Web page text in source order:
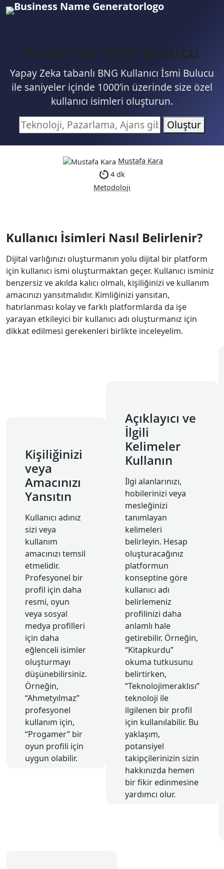
Kullanıcı İsmi Bulucu
Yapay Zeka tabanlı BNG Kullanıcı İsmi Bulucu
ile saniyeler içinde 1000’in üzerinde size özel
kullanıcı isimleri oluşturun.
Oluştur
Mustafa Kara
4 dk
Metodoloji
Kullanıcı İsimleri Nasıl Belirlenir?
Dijital varlığınızı oluşturmanın yolu dijital bir platform
için kullanıcı ismi oluşturmaktan geçer. Kullanıcı isminiz
benzersiz ve akılda kalıcı olmalı, kişiliğinizi ve kullanım
amacınızı yansıtmalıdır. Kimliğinizi yansıtan,
hatırlanması kolay ve farklı platformlarda da işe
yarayan etkileyici bir kullanıcı adı oluşturmanız için
dikkat edilmesi gerekenleri birlikte inceleyelim.
Kişiliğinizi
veya
Amacınızı
Yansıtın
Kullanıcı adınız
sizi veya
kullanım
amacınızı temsil
etmelidir.
Profesyonel bir
profil için daha
resmi, oyun
veya sosyal
medya profilleri
için daha
eğlenceli isimler
oluşturmayı
düşünebilirsiniz.
Örneğin,
“Ahmetyılmaz”
profesyonel
kullanım için,
“Progamer” bir
oyun profili için
uygun olabilir.
Açıklayıcı ve
İlgili
Kelimeler
Kullanın
İlgi alanlarınızı,
hobilerinizi veya
mesleğinizi
tanımlayan
kelimeleri
belirleyin. Hesap
oluşturacağınız
platformun
konseptine göre
kullanıcı adı
belirlemeniz
profilinizi daha
anlamlı hale
getirebilir. Örneğin,
“Kitapkurdu”
okuma tutkusunu
belirtirken,
“Teknolojimeraklısı”
teknoloji ile
ilgilenen bir profil
için kullanılabilir. Bu
yaklaşım,
potansiyel
takipçilerinizin sizin
hakkınızda hemen
bir fikir edinmesine
yardımcı olur.